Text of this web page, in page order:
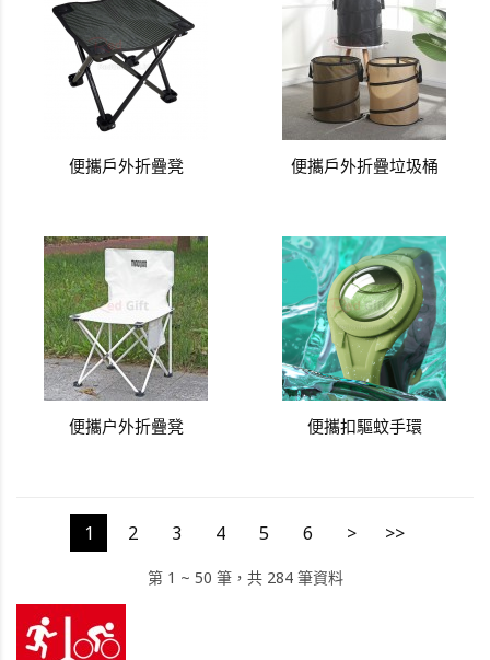
便攜戶外折疊凳 便攜戶外折疊垃圾桶
便攜户外折疊凳 便攜扣驅蚊手環
1 2 3 4 5 6 > >>
第 1 ~ 50 筆，共 284 筆資料